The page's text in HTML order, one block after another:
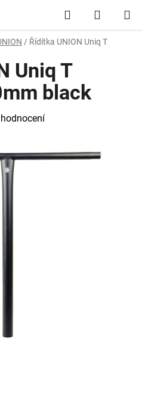
Hledat
KOŠÍK
/ Řídítka UNION Uniq T
Uniq T
black